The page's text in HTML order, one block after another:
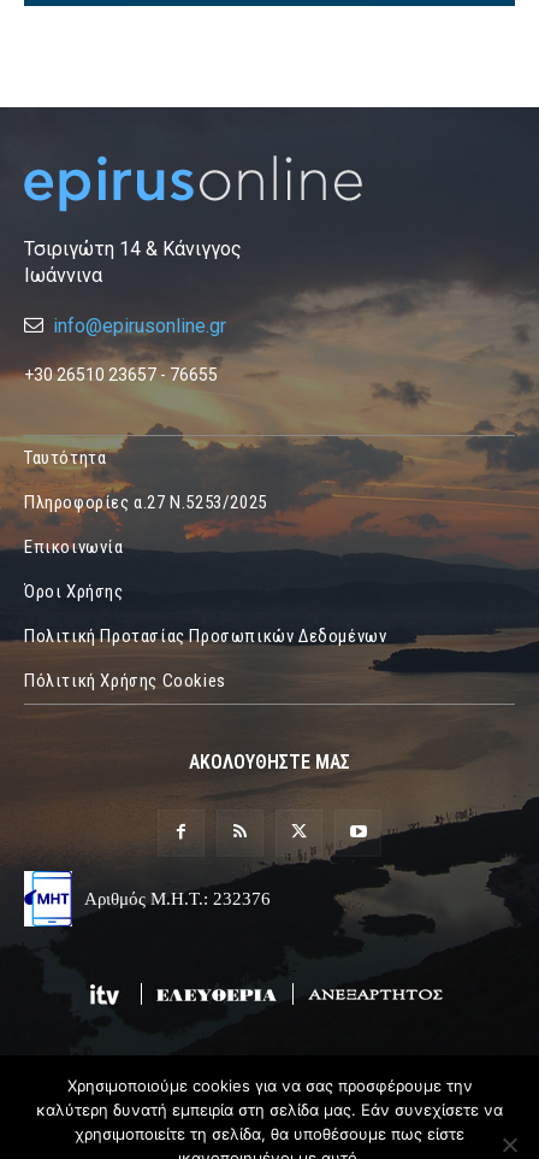
Τσιριγώτη 14 & Κάνιγγος
Ιωάννινα
info@epirusonline.gr
+30 26510 23657 - 76655
Ταυτότητα
Πληροφορίες α.27 Ν.5253/2025
Επικοινωνία
Όροι Χρήσης
Πολιτική Προτασίας Προσωπικών Δεδομένων
Πόλιτική Χρήσης Cookies
ΑΚΟΛΟΥΘΗΣΤΕ ΜΑΣ
Αριθμός Μ.Η.Τ.: 232376
© 2019 Epirus Online
Σχεδιασμός & ΑνάπτυξηAngel Web
Χρησιμοποιούμε cookies για να σας προσφέρουμε την
καλύτερη δυνατή εμπειρία στη σελίδα μας. Εάν συνεχίσετε να
χρησιμοποιείτε τη σελίδα, θα υποθέσουμε πως είστε